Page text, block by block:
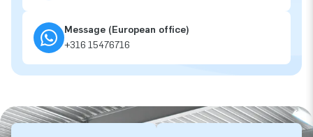
Message (European office)
+316 15476716